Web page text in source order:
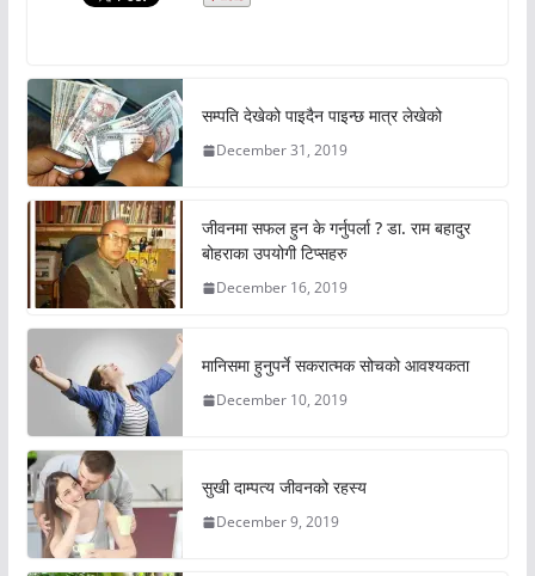
सम्पति देखेको पाइदैन पाइन्छ मात्र लेखेको
December 31, 2019
जीवनमा सफल हुन के गर्नुपर्ला ? डा. राम बहादुर
बोहराका उपयोगी टिप्सहरु
December 16, 2019
मानिसमा हुनुपर्ने सकरात्मक सोचको आवश्यकता
December 10, 2019
सुखी दाम्पत्य जीवनको रहस्य
December 9, 2019